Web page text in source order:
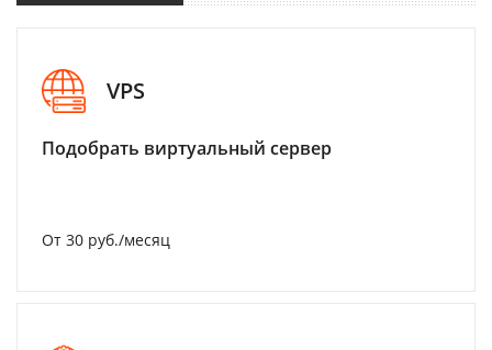
VPS
Подобрать виртуальный сервер
От 30 руб./месяц